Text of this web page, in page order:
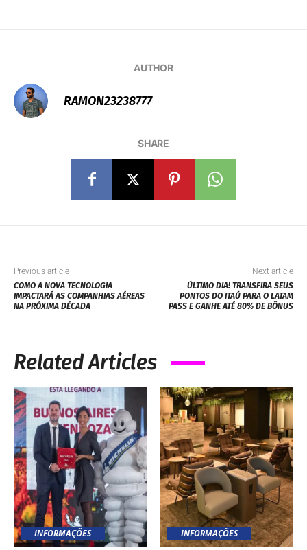
AUTHOR
RAMON23238777
SHARE
Previous article
COMO A NOVA TECNOLOGIA
IMPACTARÁ AS COMPANHIAS AÉREAS
NA PRÓXIMA DÉCADA
Next article
ÚLTIMO DIA! TRANSFIRA SEUS
PONTOS DO ITAÚ PARA O LATAM
PASS E GANHE ATÉ 80% DE BÔNUS
Related Articles
INFORMAÇÕES INFORMAÇÕES